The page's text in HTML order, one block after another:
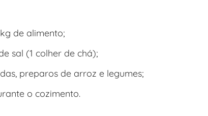
de alimento;
sal (1 colher de chá);
preparos de arroz e legumes;
o cozimento.